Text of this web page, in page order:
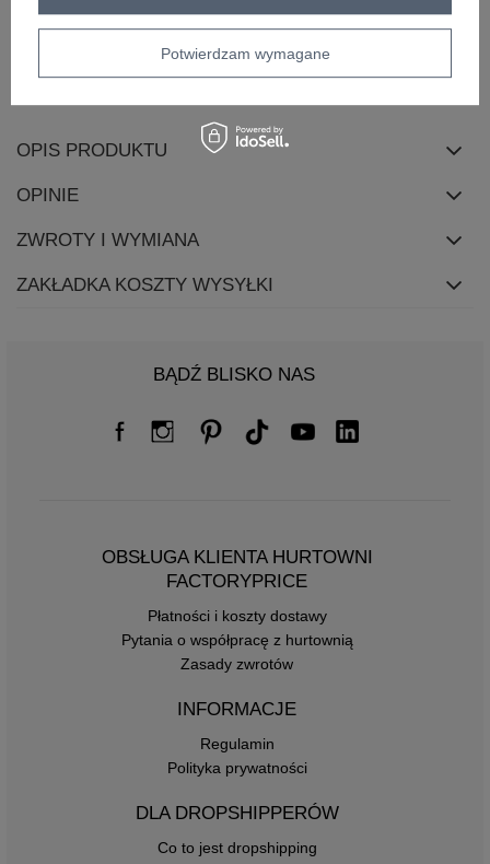
skład materiału
60% akryl 20% nylon 10% moher 10% wełna
OPIS PRODUKTU
OPINIE
ZWROTY I WYMIANA
ZAKŁADKA KOSZTY WYSYŁKI
BĄDŹ BLISKO NAS
OBSŁUGA KLIENTA HURTOWNI
FACTORYPRICE
Płatności i koszty dostawy
Pytania o współpracę z hurtownią
Zasady zwrotów
INFORMACJE
Regulamin
Polityka prywatności
DLA DROPSHIPPERÓW
Co to jest dropshipping
Potwierdzam wymagane